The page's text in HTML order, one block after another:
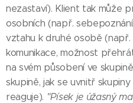
nezastaví). Klient tak může
osobních (např.
vztahu k druhé osobě
komunikace, možnost
na svém působení ve
skupině, jak se uvnitř
reaguje). "Písek je úžasný